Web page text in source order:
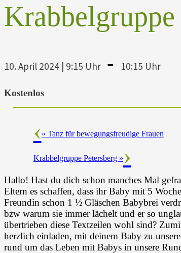
10. April 2024 | 9:15 Uhr - 10:15 Uhr
Kostenlos
« Tanz für bewegungsfreudige Frauen
Krabbelgruppe Petersberg »
Hallo! Hast du dich schon manches Mal
Eltern es schaffen, dass ihr Baby mit 5
Freundin schon 1 ½ Gläschen Babybrei
bzw warum sie immer lächelt und er so
übertrieben diese Textzeilen wohl sind?
herzlich einladen, mit deinem Baby zu
rund um das Leben mit Babys in unsere